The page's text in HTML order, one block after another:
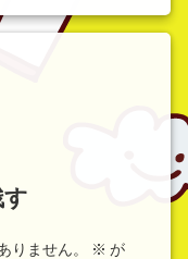
りません。 ※ が